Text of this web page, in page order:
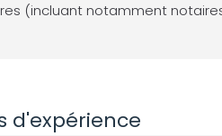
(incluant notamment
d'expérience